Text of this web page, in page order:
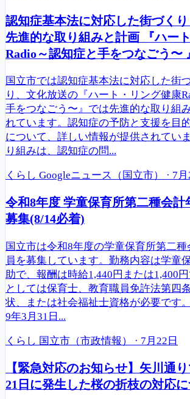
認知症基本法に対応した街づく
先進的な取り組みと計画 『ハー
Radio～認知症と手をつなごう〜
国立市では認知症基本法に対応した街
り、文化放送の『ハート・リング健康
手をつなごう〜』では先進的な取り組
れています。認知症の予防と支援を目
について、詳しい情報が提供されてい
り組みは、認知症の問...
くらし Googleニュース（国立市） · 7月
令和8年度 学童保育所第二種会計
募集(8/14必着)
国立市は令和8年度の学童保育所第二
員を募集しています。勤務内容は学童
助で、報酬は時給1,440円または1,400
としては保育士、教育職員免許法第四
状、または社会福祉士資格が必要です
9年3月31日...
くらし 国立市（市政情報） · 7月22日
【緊急対応のお知らせ】矢川通
21日に発生した桜の折枝の対応